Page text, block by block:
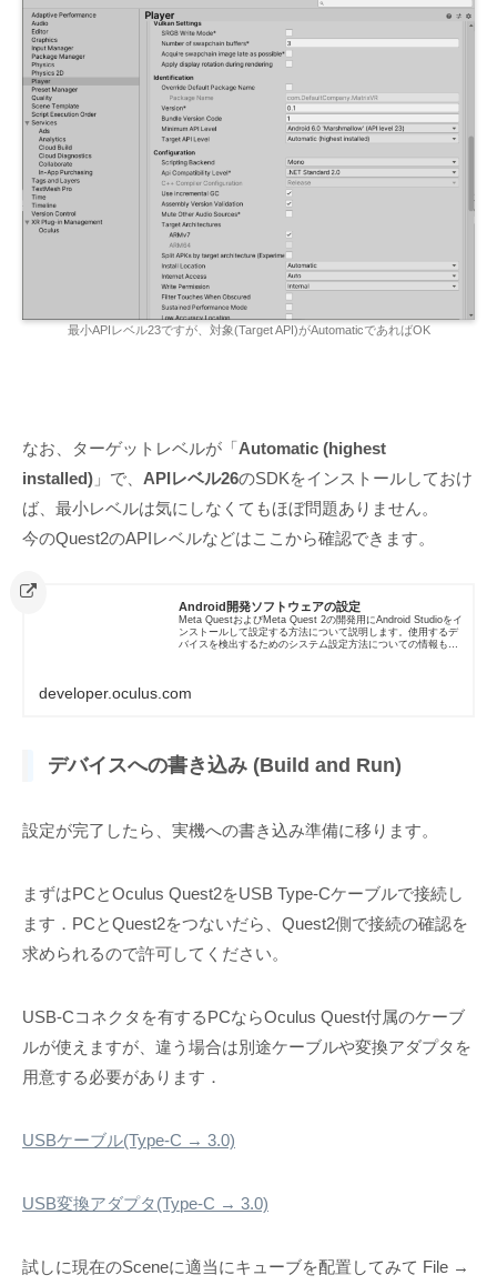
最小APIレベル23ですが、対象(Target API)がAutomaticであればOK
なお、ターゲットレベルが「Automatic (highest
installed) 」で、 APIレベル26のSDKをインストールしておけ
ば、最小レベルは気にしなくてもほぼ問題ありません。
今のQuest2のAPIレベルなどはここから確認できます。
Android開発ソフトウェアの設定
Meta QuestおよびMeta Quest 2の開発用にAndroid Studioをイ
ンストールして設定する方法について説明します。使用するデ
バイスを検出するためのシステム設定方法についての情報も含
developer.oculus.com
デバイスへの書き込み (Build and Run)
設定が完了したら、実機への書き込み準備に移ります。
まずはPCとOculus Quest2をUSB Type-Cケーブルで接続し
ます．PCとQuest2をつないだら、Quest2側で接続の確認を
求められるので許可してください。
USB-Cコネクタを有するPCならOculus Quest付属のケーブ
ルが使えますが、違う場合は別途ケーブルや変換アダプタを
用意する必要があります．
USBケーブル(Type-C → 3.0)
USB変換アダプタ(Type-C → 3.0)
試しに現在のSceneに適当にキューブを配置してみて File →